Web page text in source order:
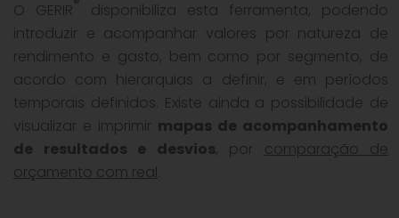
O GERIR
disponibiliza esta ferramenta, podendo
introduzir e acompanhar valores por natureza de
rendimento e gasto, bem como por segmento, de
acordo com hierarquias a definir, e em períodos
temporais definidos. Existe ainda a possibilidade de
visualizar e imprimir mapas de acompanhamento
de resultados e desvios, por comparação de
orçamento com real